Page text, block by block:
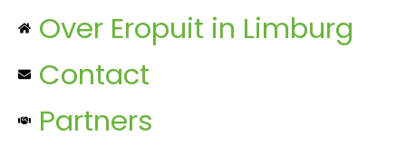
Over Eropuit in Limburg
Contact
Partners